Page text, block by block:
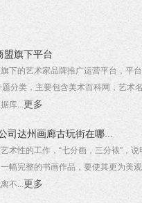
盟旗下平台
下的艺术家品牌推广运营平台，平
分类，主要包含美术百科网，艺术
库...更多
司达州画廊古玩街在哪...
术性的工作，“七分画，三分裱”，说
幅完整的书画作品，要使其更为美
不...更多